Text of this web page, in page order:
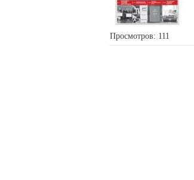
Просмотров: 111